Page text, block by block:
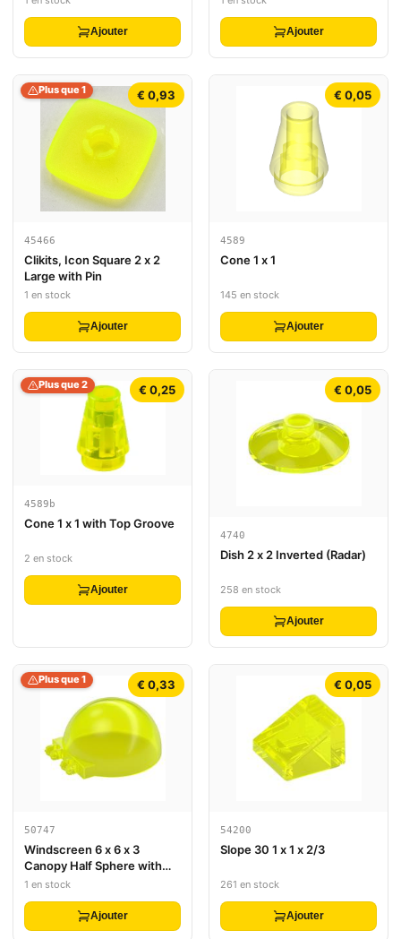
Ajouter Ajouter
€ 0,93
Plus que 1
45466
Clikits, Icon Square 2 x 2
Large with Pin
1 en stock
Ajouter
€ 0,05
4589
Cone 1 x 1
145 en stock
Ajouter
€ 0,25
Plus que 2
4589b
Cone 1 x 1 with Top Groove
2 en stock
Ajouter
€ 0,05
4740
Dish 2 x 2 Inverted (Radar)
258 en stock
Ajouter
€ 0,33
Plus que 1
50747
Windscreen 6 x 6 x 3
Canopy Half Sphere with
Dual 2 Fingers
1 en stock
Ajouter
€ 0,05
54200
Slope 30 1 x 1 x 2/3
261 en stock
Ajouter